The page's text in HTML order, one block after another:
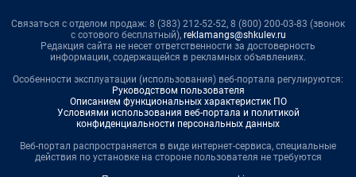
Связаться с отделом продаж: 8 (383) 212-52-52, 8 (800) 200-03-83 (звонок
с сотового бесплатный), reklamangs@shkulev.ru
Редакция сайта не несет ответственности за достоверность
информации, содержащейся в рекламных объявлениях.
Особенности эксплуатации (использования) веб-портала регулируются:
Руководством пользователя
Описанием функциональных характеристик ПО
Условиями использования веб-портала и политикой
конфиденциальности персональных данных
Веб-портал распространяется в виде интернет-сервиса, специальные
действия по установке на стороне пользователя не требуются